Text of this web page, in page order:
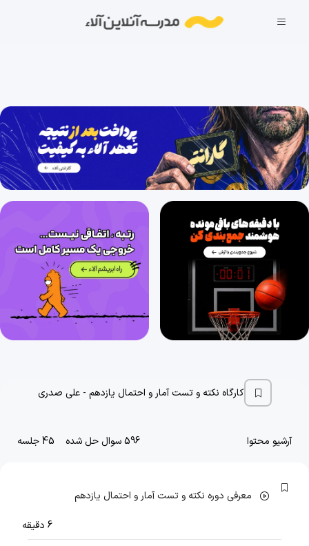
کارگاه نکته و تست آمار و احتمال یازدهم - علی صدری
آرشیو محتوا 596 سوال حل شده 45 جلسه
معرفی دوره نکته و تست آمار و احتمال یازدهم
6 دقیقه